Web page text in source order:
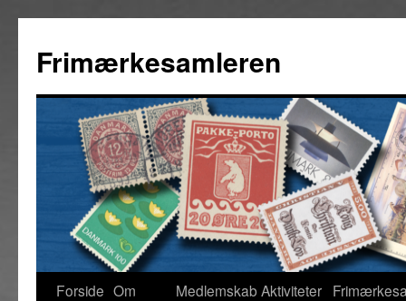
indhold
Frimærkesamleren
Forside Om
Medlemskab Aktiviteter